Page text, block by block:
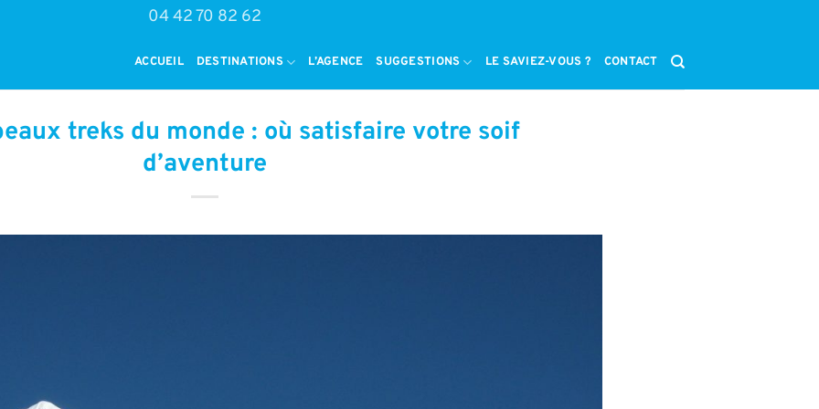
04 42 70 82 62
ACCUEIL DESTINATIONS L’AGENCE SUGGESTIONS LE SAVIEZ-VOUS ? CONTACT
treks du monde : où satisfaire votre soif
d’aventure